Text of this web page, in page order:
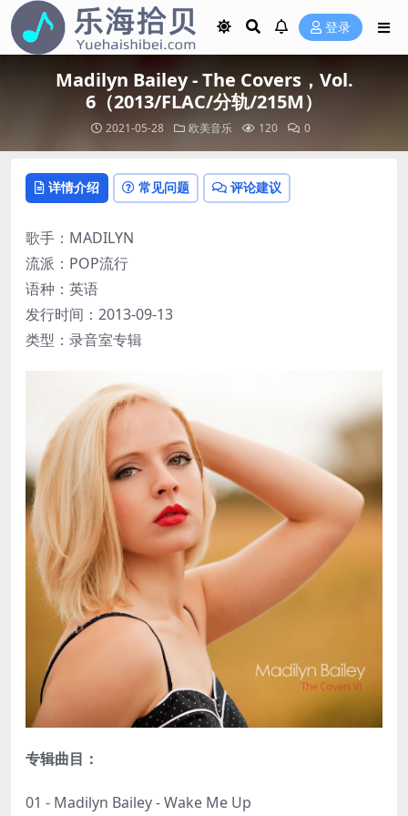
登录
Madilyn Bailey - The Covers，Vol.
6（2013/FLAC/分轨/215M）
2021-05-28 欧美音乐 120 0
详情介绍 常见问题 评论建议
歌手：MADILYN
流派：POP流行
语种：英语
发行时间：2013-09-13
类型：录音室专辑
专辑曲目：
01 - Madilyn Bailey - Wake Me Up